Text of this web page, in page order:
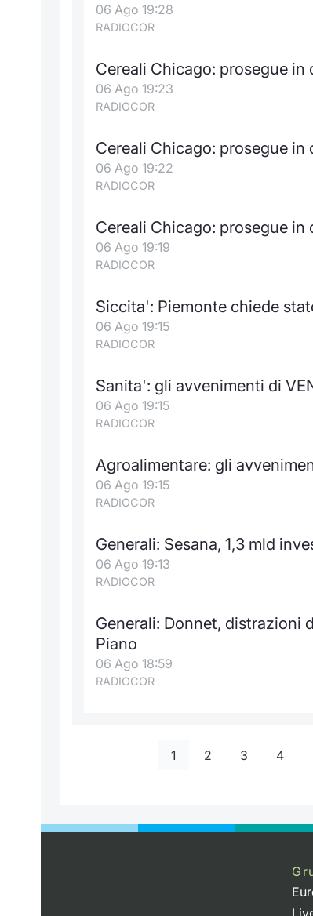
06 Ago 19:28
RADIOCOR
Cereali Chicago: prosegue
06 Ago 19:23
RADIOCOR
Cereali Chicago: prosegue
06 Ago 19:22
RADIOCOR
Cereali Chicago: prosegue in
06 Ago 19:19
RADIOCOR
Siccita': Piemonte chiede
06 Ago 19:15
RADIOCOR
Sanita': gli avvenimenti di
06 Ago 19:15
RADIOCOR
Agroalimentare: gli
06 Ago 19:15
RADIOCOR
Generali: Sesana, 1,3 mld
06 Ago 19:13
RADIOCOR
Generali: Donnet, distrazioni
Piano
06 Ago 18:59
RADIOCOR
1 2 3 4